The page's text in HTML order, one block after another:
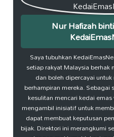
Nur Hafizah
Saya tubuhkan
setiap rakyat Malaysia
dan boleh dipercayai
berhampiran mereka.
kesulitan mencari kedai
mengambil inisiatif untuk
dapat membuat keputusan
bijak. Direktori ini merangkumi